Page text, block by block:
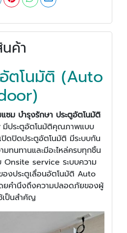
ค้า
ตโนมัติ (Auto
ม บำรุงรักษา ประตูอัตโนมัติ
มีประตูอัตโนมัติคุณภาพแบบ
ปิดปิดประตูอัตโนมัติ มีระบบกัน
ทนทานและมีอะไหล่ครบทุกชิ้น
Onsite service ระบบความ
งประตูเลื่อนอัตโนมัติ Auto
ยคำนึงถึงความปลอดภัยของผู้
เป็นสำคัญ